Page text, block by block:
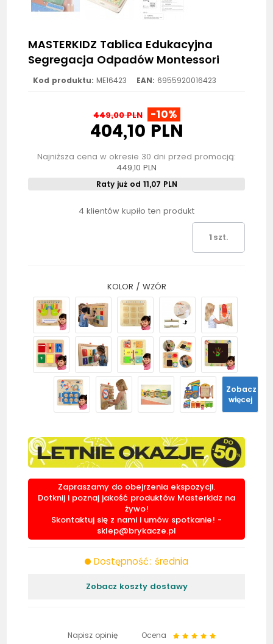
MASTERKIDZ Tablica Edukacyjna
Segregacja Odpadów Montessori
Kod produktu: ME16423 EAN: 6955920016423
449,00 PLN -10%
404,10 PLN
Najniższa cena w okresie 30 dni przed promocją:
449,10 PLN
Raty już od 11,07 PLN
4 klientów kupiło ten produkt
szt.
KOLOR / WZÓR
Zobacz
więcej
Zapraszamy do obejrzenia ekspozycji.
Dotknij i poznaj jakość produktów Masterkidz na
żywo!
Skontaktuj się z nami i umów spotkanie! -
sklep@brykacze.pl
Dostępność: średnia
Zobacz koszty dostawy
Napisz opinię
Ocena